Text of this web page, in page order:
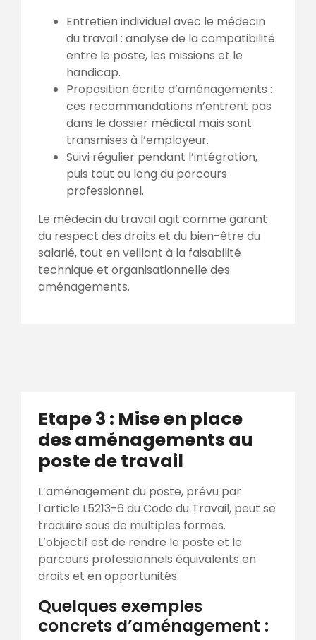
Entretien individuel avec le médecin
du travail : analyse de la compatibilité
entre le poste, les missions et le
handicap.
Proposition écrite d’aménagements :
ces recommandations n’entrent pas
dans le dossier médical mais sont
transmises à l’employeur.
Suivi régulier pendant l’intégration,
puis tout au long du parcours
professionnel.
Le médecin du travail agit comme garant
du respect des droits et du bien-être du
salarié, tout en veillant à la faisabilité
technique et organisationnelle des
aménagements.
Etape 3 : Mise en place
des aménagements au
poste de travail
L’aménagement du poste, prévu par
l’article L5213-6 du Code du Travail, peut se
traduire sous de multiples formes.
L’objectif est de rendre le poste et le
parcours professionnels équivalents en
droits et en opportunités.
Quelques exemples
concrets d’aménagement :